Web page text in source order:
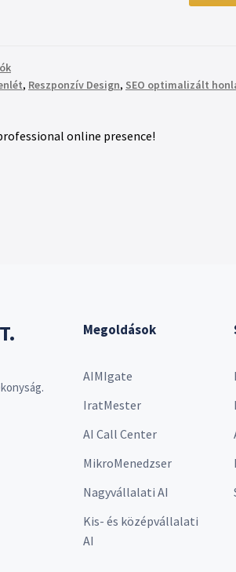
, Reszponzív Design, SEO optimalizált
online presence!
Megoldások
AIMIgate
IratMester
AI Call Center
MikroMenedzser
Nagyvállalati AI
Kis- és középvállalati
AI